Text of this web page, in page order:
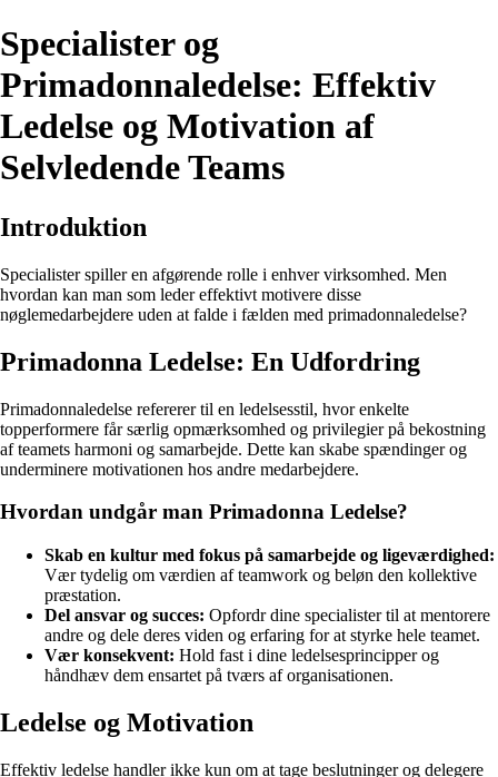
Specialister og
Primadonnaledelse: Effektiv
Ledelse og Motivation af
Selvledende Teams
Introduktion
Specialister spiller en afgørende rolle i enhver virksomhed. Men
hvordan kan man som leder effektivt motivere disse
nøglemedarbejdere uden at falde i fælden med primadonnaledelse?
Primadonna Ledelse: En Udfordring
Primadonnaledelse refererer til en ledelsesstil, hvor enkelte
topperformere får særlig opmærksomhed og privilegier på bekostning
af teamets harmoni og samarbejde. Dette kan skabe spændinger og
underminere motivationen hos andre medarbejdere.
Hvordan undgår man Primadonna Ledelse?
Skab en kultur med fokus på samarbejde og ligeværdighed:
Vær tydelig om værdien af teamwork og beløn den kollektive
præstation.
Del ansvar og succes: Opfordr dine specialister til at mentorere
andre og dele deres viden og erfaring for at styrke hele teamet.
Vær konsekvent: Hold fast i dine ledelsesprincipper og
håndhæv dem ensartet på tværs af organisationen.
Ledelse og Motivation
Effektiv ledelse handler ikke kun om at tage beslutninger og delegere